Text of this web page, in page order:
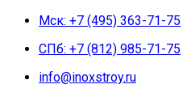
Мск: +7 (495) 363-71-75
СПб: +7 (812) 985-71-75
info@inoxstroy.ru